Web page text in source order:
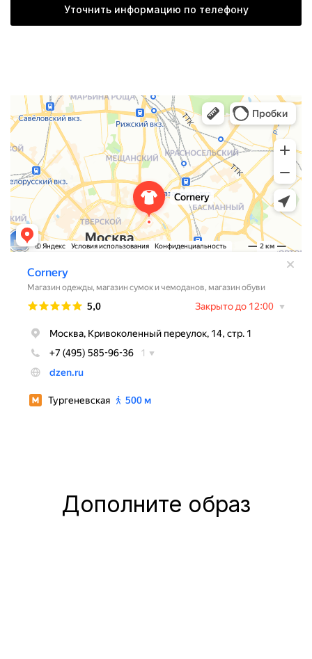
Уточнить информацию по телефону
Дополните образ